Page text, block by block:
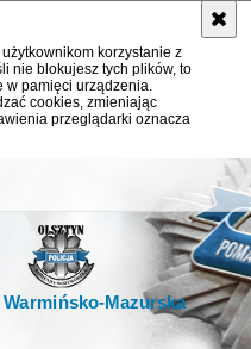
korzystanie z
nie blokujesz tych plików, to
w pamięci urządzenia.
cookies, zmieniając
przeglądarki oznacza
Warmińsko-Mazurska